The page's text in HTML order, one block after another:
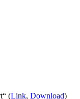
(Link, Download)